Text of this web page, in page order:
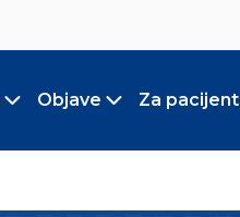
Toggle submenu
Objave
Toggle
Za